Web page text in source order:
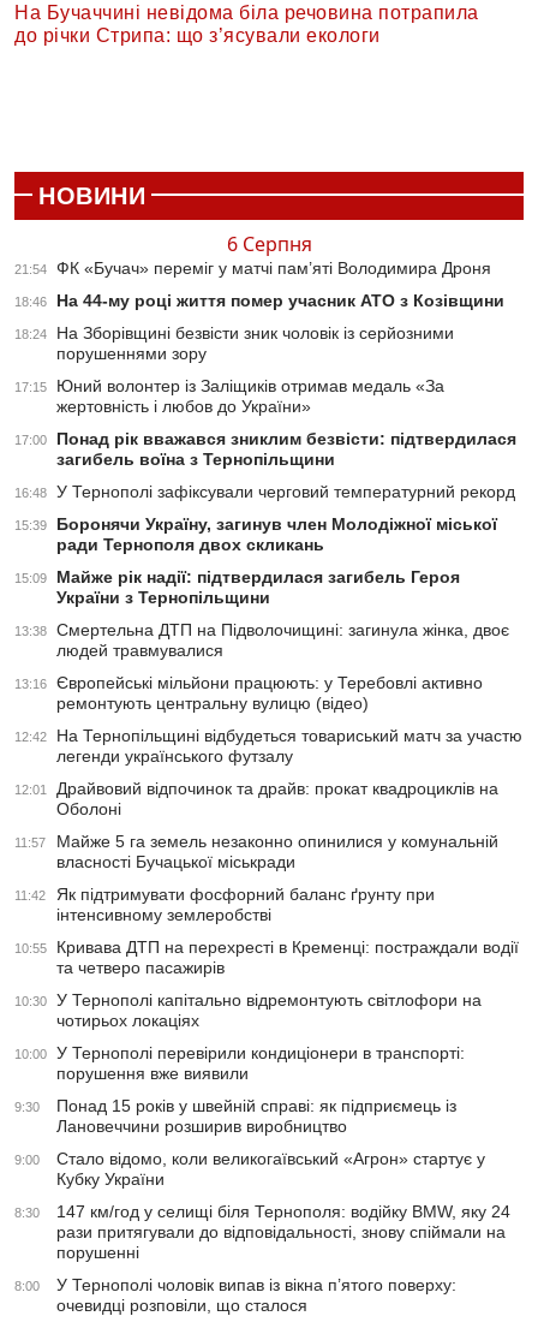
На Бучаччині невідома біла речовина потрапила
до річки Стрипа: що з’ясували екологи
НОВИНИ
6 Серпня
21:54 ФК «Бучач» переміг у матчі пам’яті Володимира Дроня
18:46 На 44-му році життя помер учасник АТО з Козівщини
18:24
На Зборівщині безвісти зник чоловік із серйозними
порушеннями зору
17:15
Юний волонтер із Заліщиків отримав медаль «За
жертовність і любов до України»
17:00
Понад рік вважався зниклим безвісти: підтвердилася
загибель воїна з Тернопільщини
16:48 У Тернополі зафіксували черговий температурний рекорд
15:39
Боронячи Україну, загинув член Молодіжної міської
ради Тернополя двох скликань
15:09
Майже рік надії: підтвердилася загибель Героя
України з Тернопільщини
13:38
Смертельна ДТП на Підволочищині: загинула жінка, двоє
людей травмувалися
13:16
Європейські мільйони працюють: у Теребовлі активно
ремонтують центральну вулицю (відео)
12:42
На Тернопільщині відбудеться товариський матч за участю
легенди українського футзалу
12:01
Драйвовий відпочинок та драйв: прокат квадроциклів на
Оболоні
11:57
Майже 5 га земель незаконно опинилися у комунальній
власності Бучацької міськради
11:42
Як підтримувати фосфорний баланс ґрунту при
інтенсивному землеробстві
10:55
Кривава ДТП на перехресті в Кременці: постраждали водії
та четверо пасажирів
10:30
У Тернополі капітально відремонтують світлофори на
чотирьох локаціях
10:00
У Тернополі перевірили кондиціонери в транспорті:
порушення вже виявили
9:30
Понад 15 років у швейній справі: як підприємець із
Лановеччини розширив виробництво
9:00
Стало відомо, коли великогаївський «Агрон» стартує у
Кубку України
8:30
147 км/год у селищі біля Тернополя: водійку BMW, яку 24
рази притягували до відповідальності, знову спіймали на
порушенні
8:00
У Тернополі чоловік випав із вікна п’ятого поверху:
очевидці розповіли, що сталося